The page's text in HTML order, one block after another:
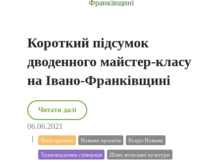
Короткий підсумок
дводенного майстер-класу
на Івано-Франківщині
Читати далі
06.06.2021
Наші проекти Новини проектів Розділ Новини
Транскордонна співпраця Шлях волоської культури